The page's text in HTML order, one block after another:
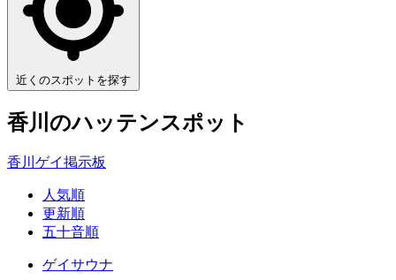
近くのスポットを探す
香川 のハッテンスポット
香川ゲイ掲示板
人気順
更新順
五十音順
ゲイサウナ